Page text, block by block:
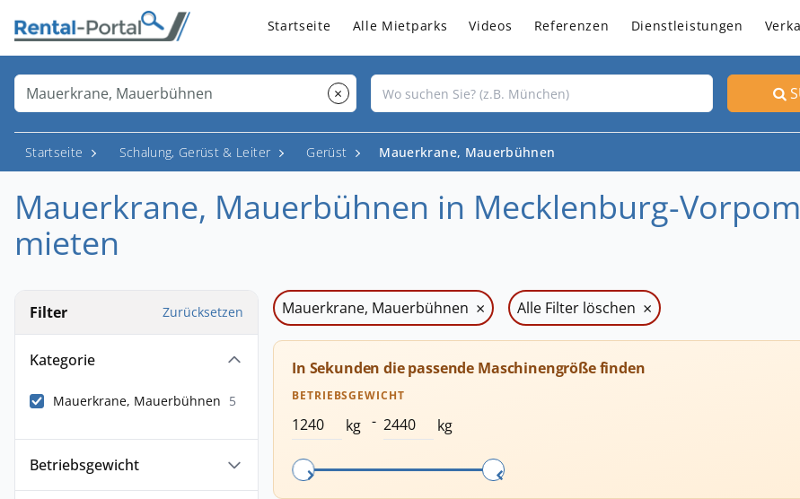
Startseite Alle Mietparks Videos Referenzen Dienstleistungen
×
Startseite Schalung, Gerüst & Leiter Gerüst Mauerkrane, Mauerbühnen
Mauerkrane, Mauerbühnen in Mecklenburg-
mieten
Filter Zurücksetzen
Kategorie
Mauerkrane, Mauerbühnen 5
Betriebsgewicht
Mauerkrane, Mauerbühnen × Alle Filter löschen ×
In Sekunden die passende Maschinengröße finden
BETRIEBSGEWICHT
kg - kg